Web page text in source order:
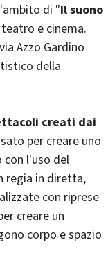
di "Il suono
e cinema.
Azzo Gardino
della
creati dai
per creare uno
con l'uso del
regia in diretta,
con riprese
creare un
corpo e spazio